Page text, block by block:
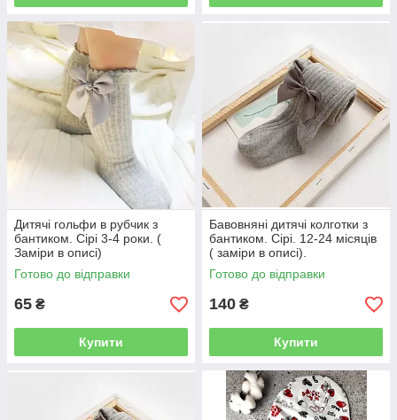
Дитячі гольфи в рубчик з
бантиком. Сірі 3-4 роки. (
Заміри в описі)
Готово до відправки
65 ₴
Купити
Бавовняні дитячі колготки з
бантиком. Сірі. 12-24 місяців
( заміри в описі).
Готово до відправки
140 ₴
Купити